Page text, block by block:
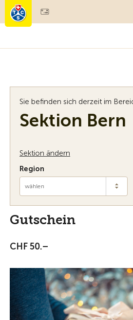
Mitgliedschaft & Leistungen
Sie befinden sich derzeit im
Sektion Bern
Sektion ändern
Region
wählen
Gutschein
CHF 50.–